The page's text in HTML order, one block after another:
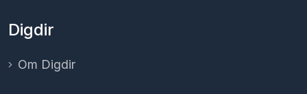
Digdir
Om Digdir